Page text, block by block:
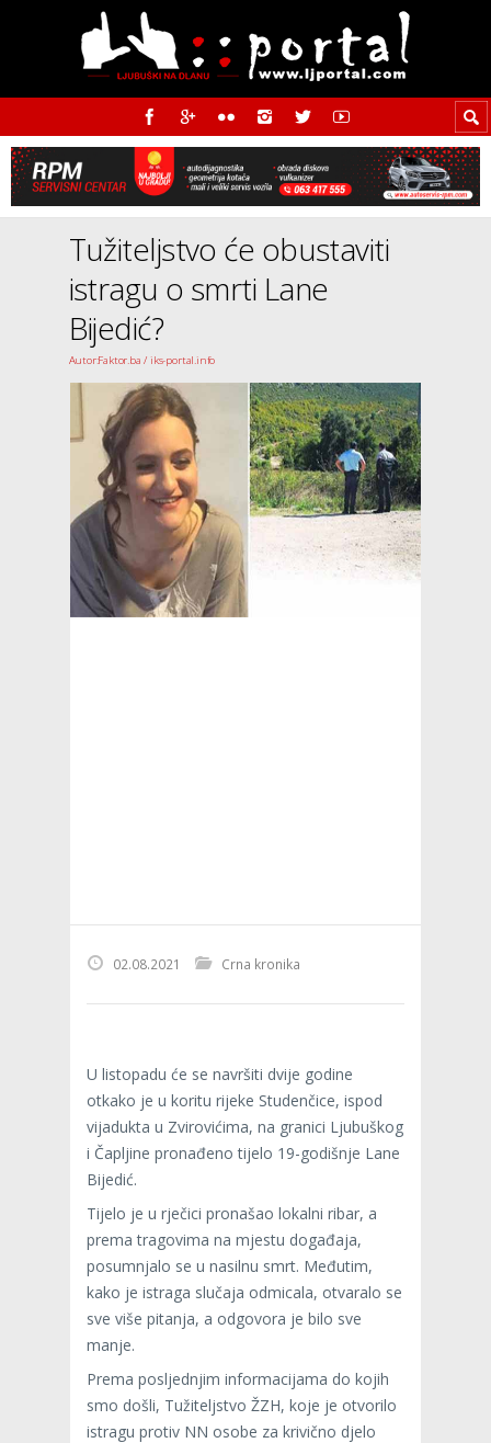
Tužiteljstvo će obustaviti
istragu o smrti Lane
Bijedić?
Autor:Faktor.ba / iks-portal.info
02.08.2021 Crna kronika
U listopadu će se navršiti dvije godine
otkako je u koritu rijeke Studenčice, ispod
vijadukta u Zvirovićima, na granici Ljubuškog
i Čapljine pronađeno tijelo 19-godišnje Lane
Bijedić.
Tijelo je u rječici pronašao lokalni ribar, a
prema tragovima na mjestu događaja,
posumnjalo se u nasilnu smrt. Međutim,
kako je istraga slučaja odmicala, otvaralo se
sve više pitanja, a odgovora je bilo sve
manje.
Prema posljednjim informacijama do kojih
smo došli, Tužiteljstvo ŽZH, koje je otvorilo
istragu protiv NN osobe za krivično djelo